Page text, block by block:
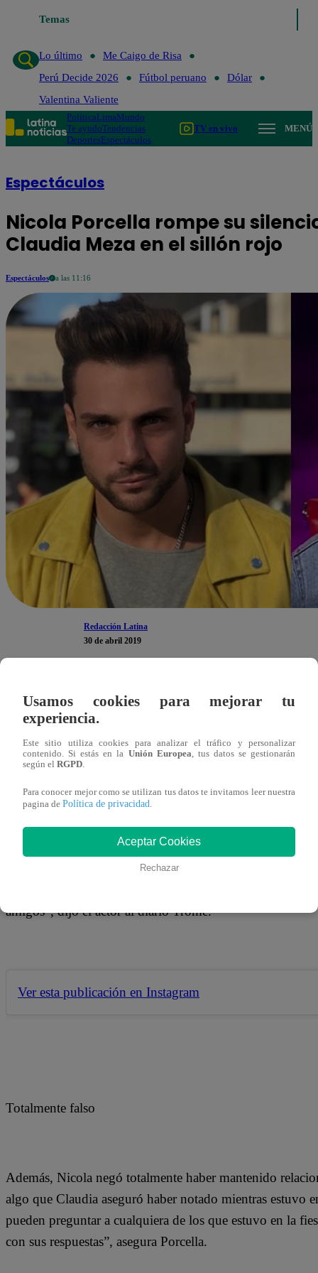
Temas
Lo último
Me Caigo de Risa
Perú Decide 2026
Fútbol peruano
Dólar
Valentina Valiente
PolíticaLimaMundo
Te ayudoTendencias
DeportesEspectáculos
TV en vivo MENÚ
Espectáculos
Nicola Porcella rompe su
Claudia Meza en el sillón rojo
Espectáculos a las 11:16
Redacción Latina
30 de abril 2019
Guillén, se presentara en ‘El Valor de la Verdad’,
uno de los principales implicados. Sin embargo, el
“Yo no voy a hablar más de Claudia, para mí ese es un
de testigo y había veinte chicas más. Yo creo que la
amigos”, dijo el actor al diario Trome.
Ver esta publicación en Instagram
Totalmente falso
Además, Nicola negó totalmente haber mantenido
algo que Claudia aseguró haber notado mientras estuvo
pueden preguntar a cualquiera de los que estuvo en la
con sus respuestas”, asegura Porcella.
Usamos cookies para mejorar tu
experiencia.
Este sitio utiliza cookies para analizar el tráfico y personalizar
contenido. Si estás en la Unión Europea, tus datos se gestionarán
según el RGPD.
Para conocer mejor como se utilizan tus datos te invitamos leer nuestra
pagina de Política de privacidad.
Aceptar Cookies
Rechazar